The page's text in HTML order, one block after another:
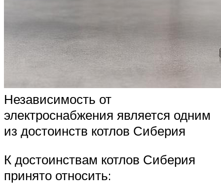
Независимость от
электроснабжения является одним
из достоинств котлов Сиберия
К достоинствам котлов Сиберия
принято относить: